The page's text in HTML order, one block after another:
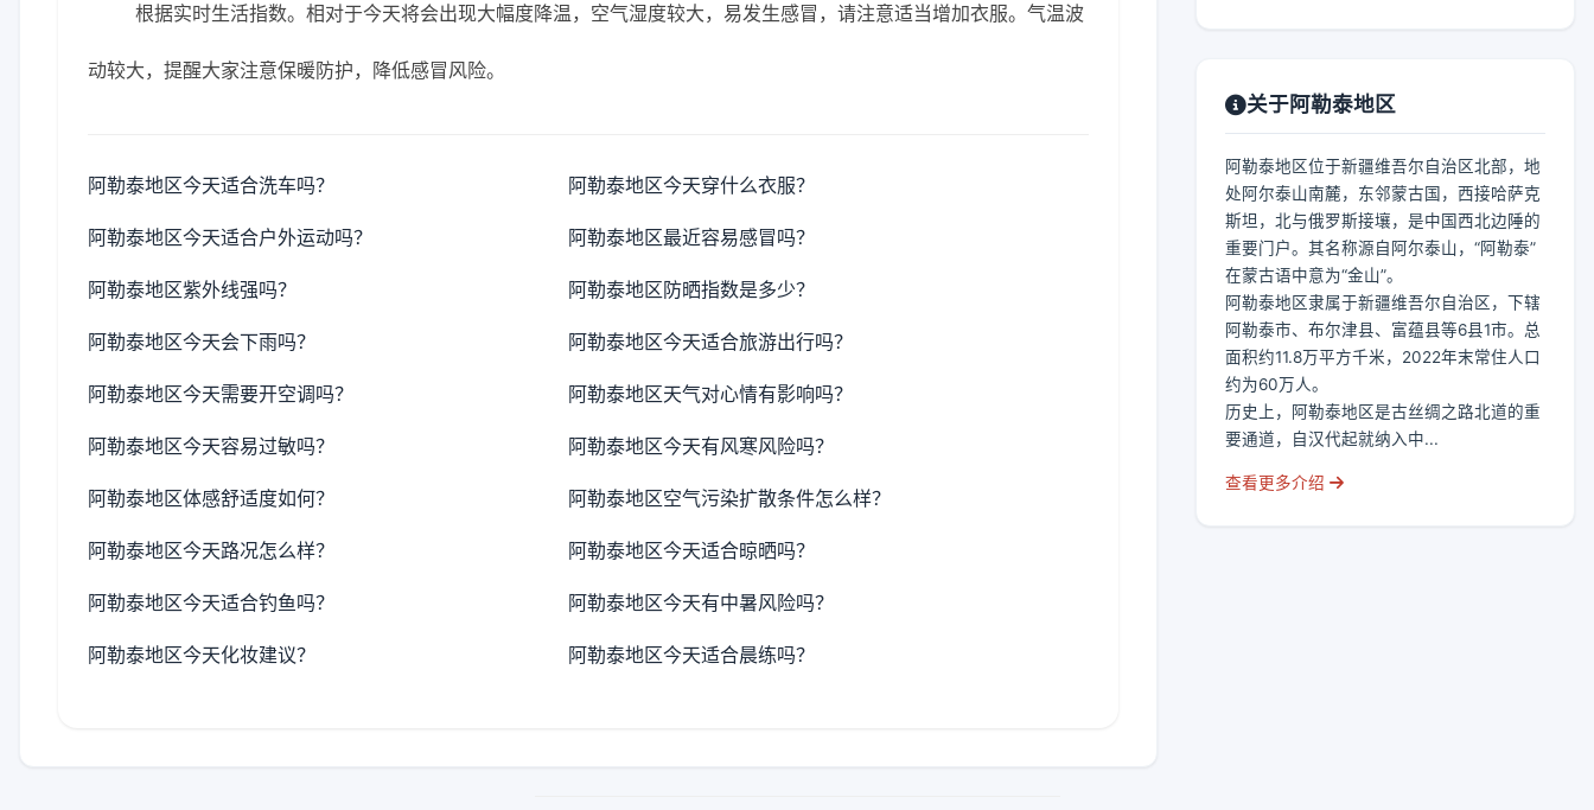
根据实时生活指数。相对于今天将会出现大幅度降温，空气湿度较大，易发生感冒，请注意适当增加衣服。气温波
动较大，提醒大家注意保暖防护，降低感冒风险。
阿勒泰地区今天适合洗车吗？ 阿勒泰地区今天穿什么衣服？
阿勒泰地区今天适合户外运动吗？ 阿勒泰地区最近容易感冒吗？
阿勒泰地区紫外线强吗？ 阿勒泰地区防晒指数是多少？
阿勒泰地区今天会下雨吗？ 阿勒泰地区今天适合旅游出行吗？
阿勒泰地区今天需要开空调吗？ 阿勒泰地区天气对心情有影响吗？
阿勒泰地区今天容易过敏吗？ 阿勒泰地区今天有风寒风险吗？
阿勒泰地区体感舒适度如何？ 阿勒泰地区空气污染扩散条件怎么样？
阿勒泰地区今天路况怎么样？ 阿勒泰地区今天适合晾晒吗？
阿勒泰地区今天适合钓鱼吗？ 阿勒泰地区今天有中暑风险吗？
阿勒泰地区今天化妆建议？ 阿勒泰地区今天适合晨练吗？
关于阿勒泰地区
阿勒泰地区位于新疆维吾尔自治区北部，地
处阿尔泰山南麓，东邻蒙古国，西接哈萨克
斯坦，北与俄罗斯接壤，是中国西北边陲的
重要门户。其名称源自阿尔泰山，“阿勒泰”
在蒙古语中意为“金山”。
阿勒泰地区隶属于新疆维吾尔自治区，下辖
阿勒泰市、布尔津县、富蕴县等6县1市。总
面积约11.8万平方千米，2022年末常住人口
约为60万人。
历史上，阿勒泰地区是古丝绸之路北道的重
要通道，自汉代起就纳入中...
查看更多介绍